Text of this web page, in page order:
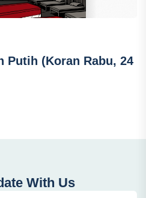
Putih (Koran Rabu, 24
With Us